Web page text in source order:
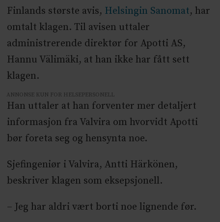
Finlands største avis, Helsingin Sanomat, har
omtalt klagen. Til avisen uttaler
administrerende direktør for Apotti AS,
Hannu Välimäki, at han ikke har fått sett
klagen.
ANNONSE KUN FOR HELSEPERSONELL
Han uttaler at han forventer mer detaljert
informasjon fra Valvira om hvorvidt Apotti
bør foreta seg og hensynta noe.
Sjefingeniør i Valvira, Antti Härkönen,
beskriver klagen som eksepsjonell.
– Jeg har aldri vært borti noe lignende før.